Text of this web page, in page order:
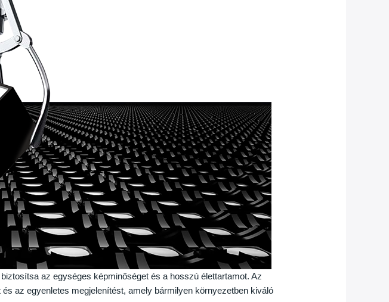
az egységes képminőséget és a hosszú élettartamot. Az
az egyenletes megjelenítést, amely bármilyen környezetben kiváló